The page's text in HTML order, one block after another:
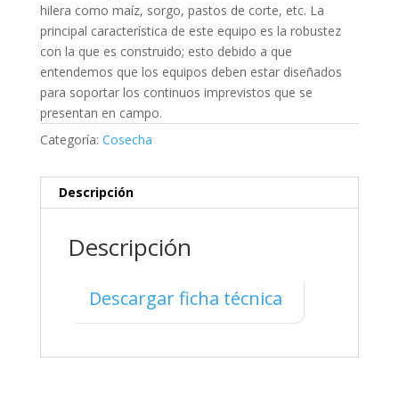
hilera como maíz, sorgo, pastos de corte, etc. La
principal característica de este equipo es la robustez
con la que es construido; esto debido a que
entendemos que los equipos deben estar diseñados
para soportar los continuos imprevistos que se
presentan en campo.
Categoría: Cosecha
Descripción
Descripción
Descargar ficha técnica